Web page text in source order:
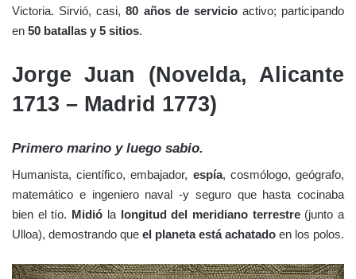
Victoria. Sirvió, casi,80 años de servicioactivo; participando
en 50 batallas y 5 sitios.
Jorge Juan (Novelda, Alicante
1713 – Madrid 1773)
Primero marino y luego sabio.
Humanista, científico, embajador, espía, cosmólogo, geógrafo,
matemático e ingeniero naval -y seguro que hasta cocinaba
bien el tío. Midió la longitud del meridiano terrestre(junto a
Ulloa), demostrando que el planeta está achatado en los polos.